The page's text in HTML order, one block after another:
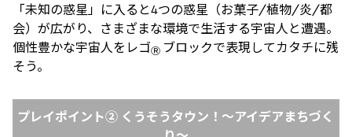
「未知の惑星」に入ると4つの惑星（お菓子/植物/炎/都
会）が広がり、さまざまな環境で生活する宇宙人と遭遇。
個性豊かな宇宙人をレゴⓇ ブロックで表現してカタチに残
そう。
プレイポイント② くうそうタウン！〜アイデアまちづく